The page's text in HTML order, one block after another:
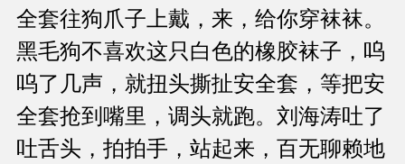
全套往狗爪子上戴，来，给你穿袜袜。
黑毛狗不喜欢这只白色的橡胶袜子，呜
呜了几声，就扭头撕扯安全套，等把安
全套抢到嘴里，调头就跑。刘海涛吐了
吐舌头，拍拍手，站起来，百无聊赖地